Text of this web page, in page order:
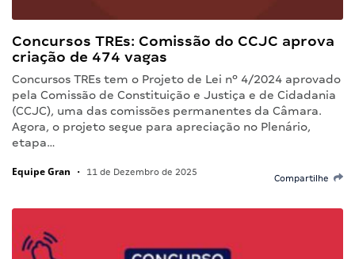
Concursos TREs: Comissão do CCJC aprova
criação de 474 vagas
Concursos TREs tem o Projeto de Lei nº 4/2024 aprovado
pela Comissão de Constituição e Justiça e de Cidadania
(CCJC), uma das comissões permanentes da Câmara.
Agora, o projeto segue para apreciação no Plenário,
etapa…
Equipe Gran • 11 de Dezembro de 2025
Compartilhe